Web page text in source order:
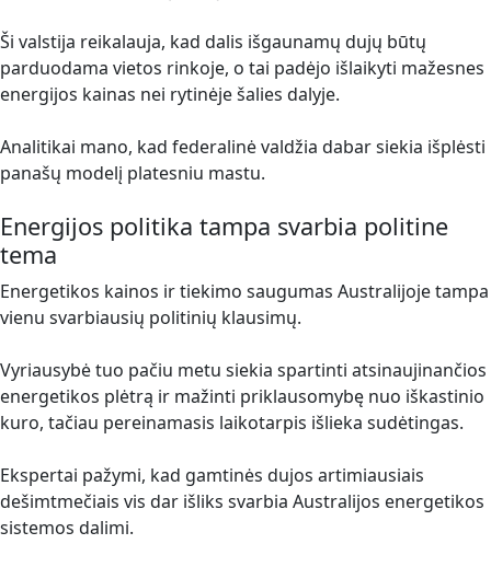
Ši valstija reikalauja, kad dalis išgaunamų dujų būtų
parduodama vietos rinkoje, o tai padėjo išlaikyti mažesnes
energijos kainas nei rytinėje šalies dalyje.
Analitikai mano, kad federalinė valdžia dabar siekia išplėsti
panašų modelį platesniu mastu.
Energijos politika tampa svarbia politine
tema
Energetikos kainos ir tiekimo saugumas Australijoje tampa
vienu svarbiausių politinių klausimų.
Vyriausybė tuo pačiu metu siekia spartinti atsinaujinančios
energetikos plėtrą ir mažinti priklausomybę nuo iškastinio
kuro, tačiau pereinamasis laikotarpis išlieka sudėtingas.
Ekspertai pažymi, kad gamtinės dujos artimiausiais
dešimtmečiais vis dar išliks svarbia Australijos energetikos
sistemos dalimi.